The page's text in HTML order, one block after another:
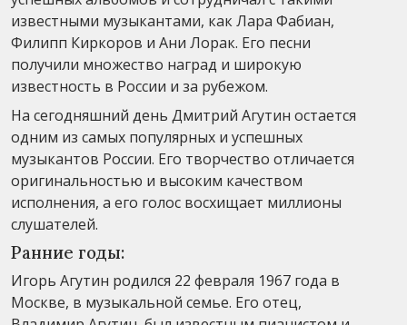
известными музыкантами, как Лара Фабиан,
Филипп Киркоров и Ани Лорак. Его песни
получили множество наград и широкую
известность в России и за рубежом.
На сегодняшний день Дмитрий Агутин остается
одним из самых популярных и успешных
музыкантов России. Его творчество отличается
оригинальностью и высоким качеством
исполнения, а его голос восхищает миллионы
слушателей.
Ранние годы:
Игорь Агутин родился 22 февраля 1967 года в
Москве, в музыкальной семье. Его отец,